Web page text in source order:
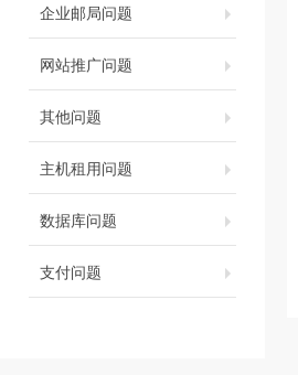
企业邮局问题
网站推广问题
其他问题
主机租用问题
数据库问题
支付问题